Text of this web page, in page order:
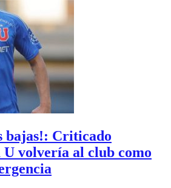
bajas!: Criticado
volvería al club como